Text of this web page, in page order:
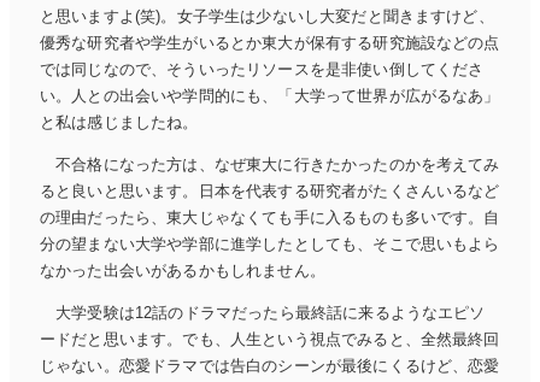
と思いますよ(笑)。女子学生は少ないし大変だと聞きますけど、
優秀な研究者や学生がいるとか東大が保有する研究施設などの点
では同じなので、そういったリソースを是非使い倒してくださ
い。人との出会いや学問的にも、「大学って世界が広がるなあ」
と私は感じましたね。
不合格になった方は、なぜ東大に行きたかったのかを考えてみ
ると良いと思います。日本を代表する研究者がたくさんいるなど
の理由だったら、東大じゃなくても手に入るものも多いです。自
分の望まない大学や学部に進学したとしても、そこで思いもよら
なかった出会いがあるかもしれません。
大学受験は12話のドラマだったら最終話に来るようなエピソ
ードだと思います。でも、人生という視点でみると、全然最終回
じゃない。恋愛ドラマでは告白のシーンが最後にくるけど、恋愛